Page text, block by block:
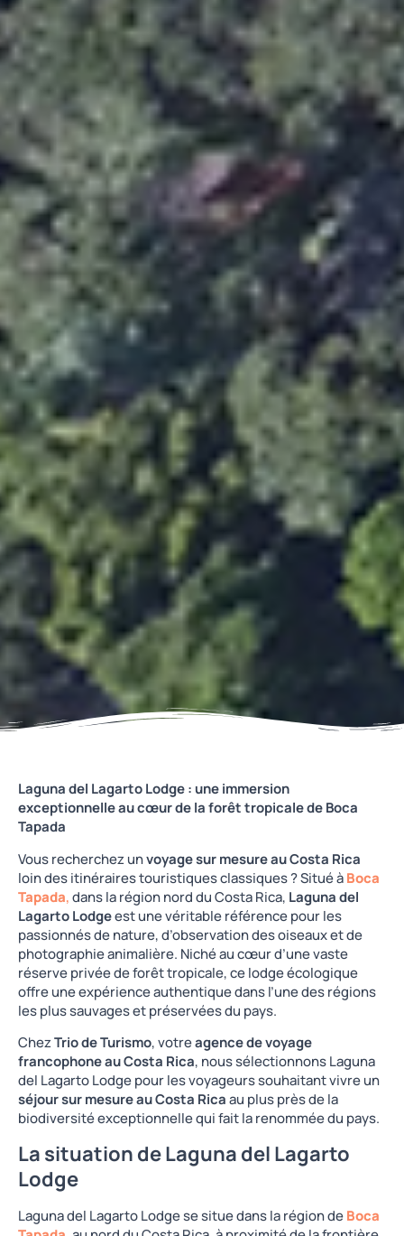
Laguna del Lagarto Lodge : une immersion
exceptionnelle au cœur de la forêt tropicale de Boca
Tapada
Vous recherchez unvoyage sur mesure au Costa Rica
loin des itinéraires touristiques classiques ? Situé àBoca
Tapada,dans la région nord du Costa Rica, Laguna del
Lagarto Lodgeest une véritable référence pour les
passionnés de nature, d’observation des oiseaux et de
photographie animalière. Niché au cœur d’une vaste
réserve privée de forêt tropicale, ce lodge écologique
offre une expérience authentique dans l’une des régions
les plus sauvages et préservées du pays.
ChezTrio de Turismo, votreagence de voyage
francophone au Costa Rica, nous sélectionnons Laguna
del Lagarto Lodge pour les voyageurs souhaitant vivre un
séjour sur mesure au Costa Ricaau plus près de la
biodiversité exceptionnelle qui fait la renommée du pays.
La situation de Laguna del Lagarto
Lodge
Laguna del Lagarto Lodge se situe dans la région deBoca